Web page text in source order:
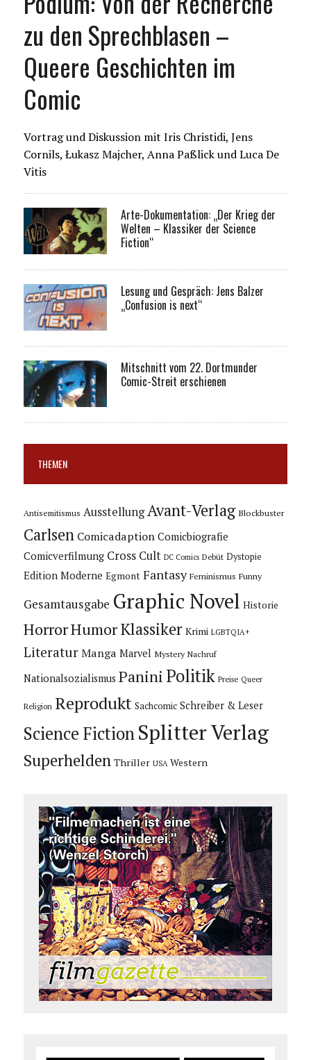
zu den Sprechblasen –
Queere Geschichten im
Comic
Vortrag und Diskussion mit Iris Christidi, Jens
Cornils, Łukasz Majcher, Anna Paßlick und Luca De
Vitis
Arte-Dokumentation: „Der Krieg der
Welten – Klassiker der Science
Fiction“
Lesung und Gespräch: Jens Balzer
„Confusion is next“
Mitschnitt vom 22. Dortmunder
Comic-Streit erschienen
THEMEN
Antisemitismus Ausstellung Avant-Verlag Blockbuster
Carlsen Comicadaption Comicbiografie
Comicverfilmung Cross Cult DC Comics Debüt Dystopie
Edition Moderne Egmont Fantasy Feminismus Funny
Gesamtausgabe Graphic Novel Historie
HorrorHumorKlassiker Krimi LGBTQIA+
Literatur Manga Marvel Mystery Nachruf
Nationalsozialismus Panini Politik Preise Queer
Religion Reprodukt Sachcomic Schreiber & Leser
Science Fiction Splitter Verlag
Superhelden Thriller USA Western